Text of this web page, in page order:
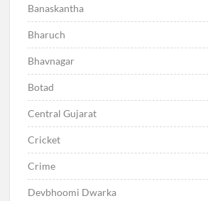
Banaskantha
Bharuch
Bhavnagar
Botad
Central Gujarat
Cricket
Crime
Devbhoomi Dwarka